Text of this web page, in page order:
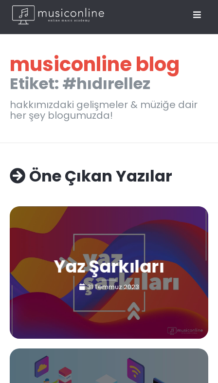
musiconline blog
Etiket: #hıdırellez
hakkımızdaki gelişmeler & müziğe dair
her şey blogumuzda!
Öne Çıkan Yazılar
Yaz Şarkıları
31 Temmuz 2023